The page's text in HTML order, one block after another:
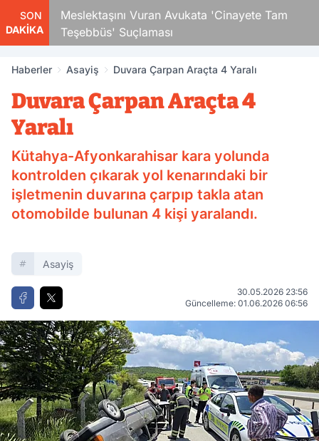
SON
DAKİKA
Meslektaşını Vuran Avukata 'Cinayete Tam
Teşebbüs' Suçlaması
Haberler Asayiş Duvara Çarpan Araçta 4 Yaralı
Duvara Çarpan Araçta 4
Yaralı
Kütahya-Afyonkarahisar kara yolunda
kontrolden çıkarak yol kenarındaki bir
işletmenin duvarına çarpıp takla atan
otomobilde bulunan 4 kişi yaralandı.
Asayiş
30.05.2026 23:56
Güncelleme: 01.06.2026 06:56